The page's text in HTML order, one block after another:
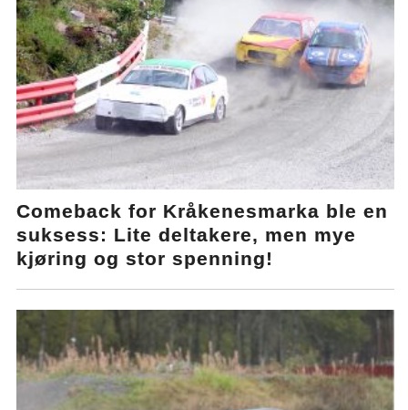
Comeback for Kråkenesmarka ble en
suksess: Lite deltakere, men mye
kjøring og stor spenning!